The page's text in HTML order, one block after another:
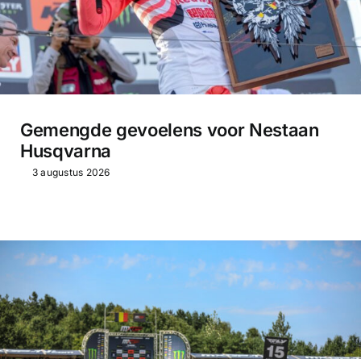
Gemengde gevoelens voor Nestaan
Husqvarna
3 augustus 2026